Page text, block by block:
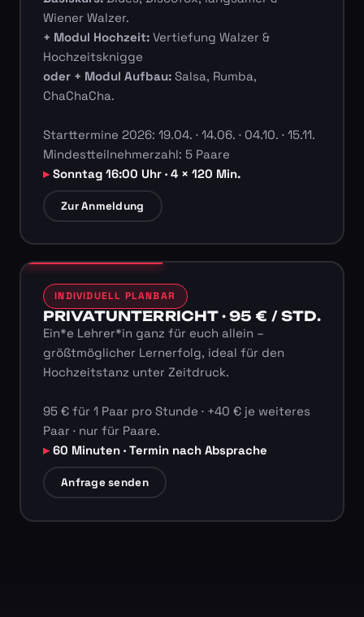
Wiener Walzer.
+ Modul Hochzeit:Vertiefung Walzer &
Hochzeitsknigge
oder + Modul Aufbau:Salsa, Rumba,
ChaChaCha.
Starttermine 2026: 19.04. · 14.06. · 04.10. · 15.11.
Mindestteilnehmerzahl: 5 Paare
Sonntag 16:00 Uhr · 4 × 120 Min.
Zur Anmeldung
INDIVIDUELL PLANBAR
PRIVATUNTERRICHT · 95 € / STD.
Ein*e Lehrer*in ganz für euch allein –
größtmöglicher Lernerfolg, ideal für den
Hochzeitstanz unter Zeitdruck.
95 € für 1 Paar pro Stunde · +40 € je weiteres
Paar · nur für Paare.
60 Minuten · Termin nach Absprache
Anfrage senden